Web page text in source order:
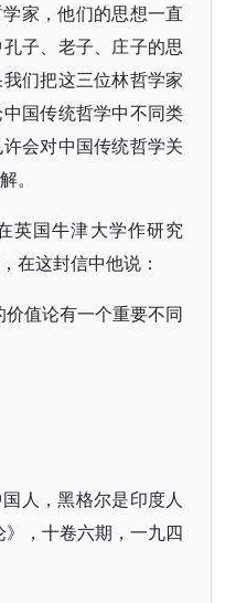
家，他们的思想一直
子、老子、庄子的思
们把这三位林哲学家
国传统哲学中不同类
会对中国传统哲学关
。
英国牛津大学作研究
在这封信中他说：
值论有一个重要不同
人，黑格尔是印度人
》，十卷六期，一九四